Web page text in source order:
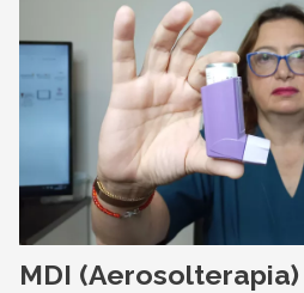
MDI (Aerosolterapia)